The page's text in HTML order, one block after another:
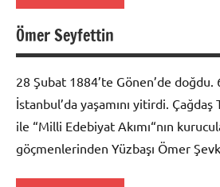
Biyografi
Ömer Seyfettin
28 Şubat 1884’te Gönen’de doğdu.
İstanbul’da yaşamını yitirdi.
ile “Milli Edebiyat Akımı“nın
göçmenlerinden Yüzbaşı Ömer